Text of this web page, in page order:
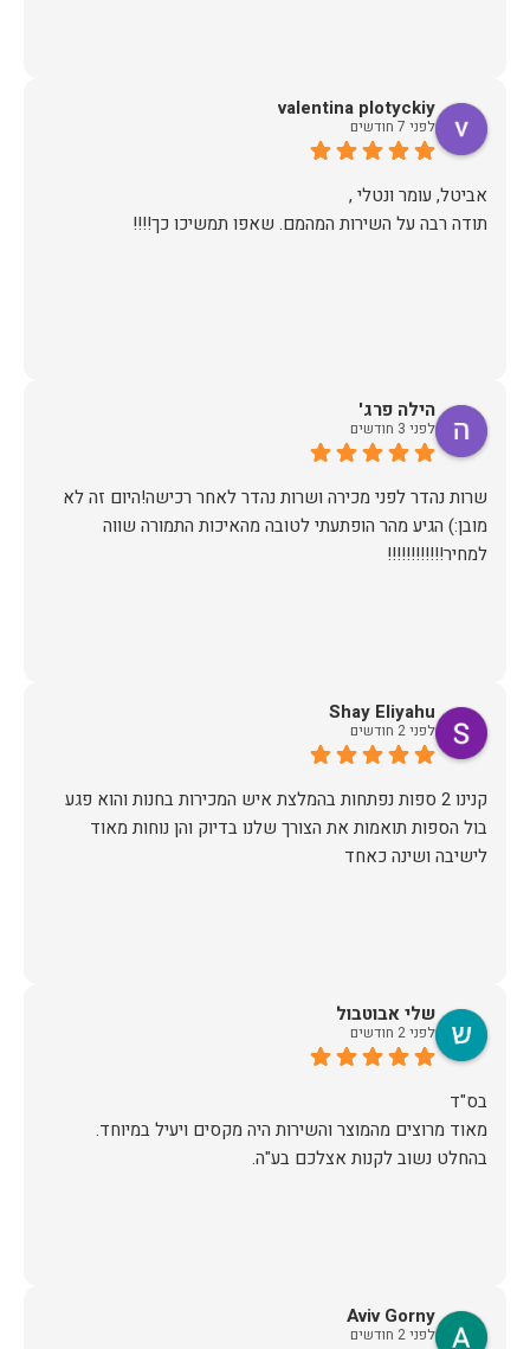
valentina plotyckiy
לפני 7 חודשים
תודה רבה על השירות המהמם. שאפו תמשיכו כך!!!!
הילה פרג'
לפני 3 חודשים
שרות נהדר לפני מכירה ושרות נהדר לאחר רכישה!היום זה לא
מובן:) הגיע מהר הופתעתי לטובה מהאיכות התמורה שווה
למחיר!!!!!!!!!!!!
Shay Eliyahu
לפני 2 חודשים
קנינו 2 ספות נפתחות בהמלצת איש המכירות בחנות והוא פגע
בול הספות תואמות את הצורך שלנו בדיוק והן נוחות מאוד
לישיבה ושינה כאחד
שלי אבוטבול
לפני 2 חודשים
מאוד מרוצים מהמוצר והשירות היה מקסים ויעיל במיוחד.
בהחלט נשוב לקנות אצלכם בע"ה.
Aviv Gorny
לפני 2 חודשים